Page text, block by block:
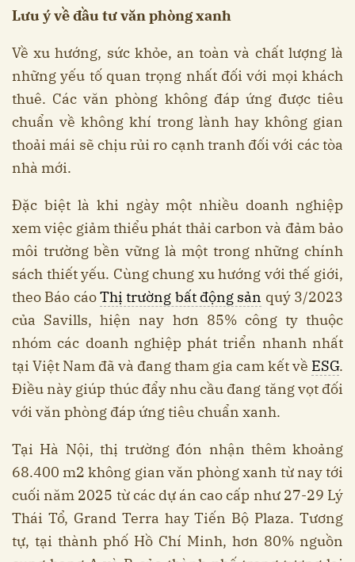
Lưu ý về đầu tư văn phòng xanh
Về xu hướng, sức khỏe, an toàn và chất lượng là
những yếu tố quan trọng nhất đối với mọi khách
thuê. Các văn phòng không đáp ứng được tiêu
chuẩn về không khí trong lành hay không gian
thoải mái sẽ chịu rủi ro cạnh tranh đối với các tòa
nhà mới.
Đặc biệt là khi ngày một nhiều doanh nghiệp
xem việc giảm thiểu phát thải carbon và đảm bảo
môi trường bền vững là một trong những chính
sách thiết yếu. Cùng chung xu hướng với thế giới,
theo Báo cáoThị trường bất động sản quý 3/2023
của Savills, hiện nay hơn 85% công ty thuộc
nhóm các doanh nghiệp phát triển nhanh nhất
tại Việt Nam đã và đang tham gia cam kết về ESG.
Điều này giúp thúc đẩy nhu cầu đang tăng vọt đối
với văn phòng đáp ứng tiêu chuẩn xanh.
Tại Hà Nội, thị trường đón nhận thêm khoảng
68.400 m2 không gian văn phòng xanh từ nay tới
cuối năm 2025 từ các dự án cao cấp như 27-29 Lý
Thái Tổ, Grand Terra hay Tiến Bộ Plaza. Tương
tự, tại thành phố Hồ Chí Minh, hơn 80% nguồn